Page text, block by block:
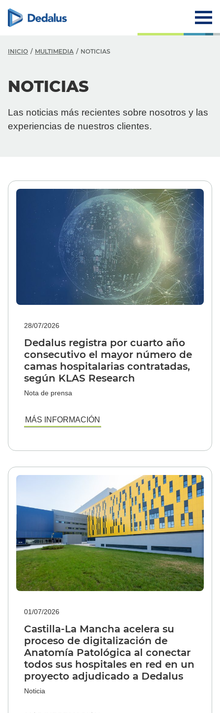
Multimedia
Notas de prensa
Español
INICIO MULTIMEDIA NOTICIAS
NOTICIAS
Las noticias más recientes sobre nosotros y las
experiencias de nuestros clientes.
28/07/2026
Dedalus registra por cuarto año
consecutivo el mayor número de
camas hospitalarias contratadas,
según KLAS Research
Nota de prensa
MÁS INFORMACIÓN
01/07/2026
Castilla-La Mancha acelera su
proceso de digitalización de
Anatomía Patológica al conectar
todos sus hospitales en red en un
proyecto adjudicado a Dedalus
Noticia